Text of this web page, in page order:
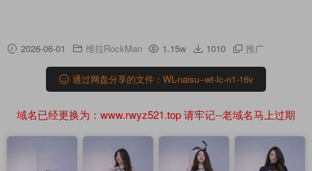
2026-06-01 维拉RockMan 1.15w 1010 推广
通过网盘分享的文件：WL-naisu--wt-lc-n1-16v
域名已经更换为：www.rwyz521.top 请牢记--老域名马上过期